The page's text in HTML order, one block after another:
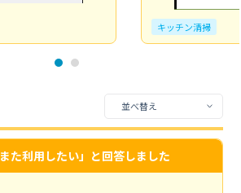
キッチン清掃
また利用したい」と回答しました